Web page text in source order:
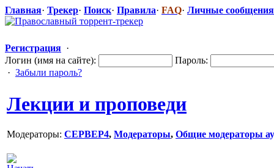
Главная· Трекер· Поиск· Правила· FAQ· Личные сообщения
Регистрация ·
Логин (имя на сайте):
Пароль:
· Забыли пароль?
Лекции и проповеди
Модераторы: CEPBEP4, Модераторы, Общие модераторы